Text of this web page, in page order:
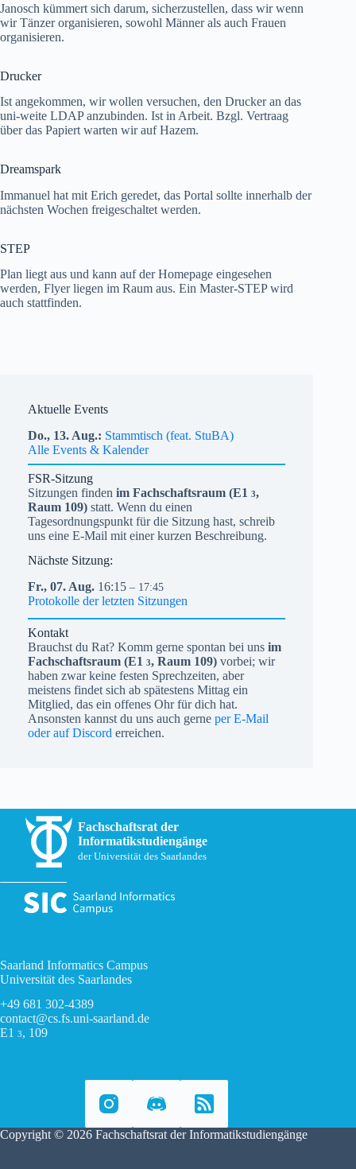
Janosch kümmert sich darum, sicherzustellen, dass wir wenn
wir Tänzer organisieren, sowohl Männer als auch Frauen
organisieren.
Drucker
Ist angekommen, wir wollen versuchen, den Drucker an das
uni-weite LDAP anzubinden. Ist in Arbeit. Bzgl. Vertraag
über das Papiert warten wir auf Hazem.
Dreamspark
Immanuel hat mit Erich geredet, das Portal sollte innerhalb der
nächsten Wochen freigeschaltet werden.
STEP
Plan liegt aus und kann auf der Homepage eingesehen
werden, Flyer liegen im Raum aus. Ein Master-STEP wird
auch stattfinden.
Aktuelle Events
Do., 13. Aug. Stammtisch (feat. StuBA)
Alle Events & Kalender
FSR-Sitzung
Sitzungen finden im Fachschaftsraum (E1 3,
Raum 109) statt. Wenn du einen
Tagesordnungspunkt für die Sitzung hast, schreib
uns eine E-Mail mit einer kurzen Beschreibung.
Nächste Sitzung:
Fr., 07. Aug. 16:15 – 17:45
Protokolle der letzten Sitzungen
Kontakt
Brauchst du Rat? Komm gerne spontan bei uns im
Fachschaftsraum (E1 3, Raum 109) vorbei; wir
haben zwar keine festen Sprechzeiten, aber
meistens findet sich ab spätestens Mittag ein
Mitglied, das ein offenes Ohr für dich hat.
Ansonsten kannst du uns auch gerne per E-Mail
oder auf Discord erreichen.
Fachschaftsrat der
Informatikstudiengänge
der Universität des Saarlandes
Saarland Informatics Campus
Universität des Saarlandes
+49 681 302-4389
contact@cs.fs.uni-saarland.de
E1 3, 109
Copyright © 2026 Fachschaftsrat der Informatikstudiengänge